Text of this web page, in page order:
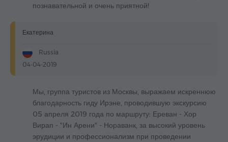
познавательной и очень приятной!
Екатерина
Russia
04-04-2019
Мы, группа туристов из Москвы, выражаем искреннюю
благодарность гиду Ирэне, проводившую экскурсию
05 апреля 2019 года по маршруту: Ереван - Хор
Вирап - "Ин Арени" - Нораванк, за высокий уровень
эрудиции и профессионализм при проведении